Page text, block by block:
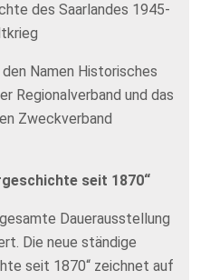
des Saarlandes 1945-
Namen Historisches
Regionalverband und das
Zweckverband
seit 1870“
Dauerausstellung
Die neue ständige
seit 1870“ zeichnet auf